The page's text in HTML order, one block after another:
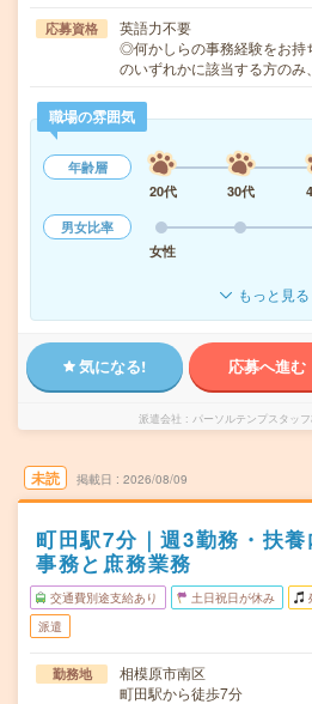
応募資格
英語力不要
◎何かしらの事務経験をお持
のいずれかに該当する方の
職場の雰囲気
年齢層
20代
30代
男女比率
女性
もっと見る
気になる! 応募へ進む
派遣会社 パーソルテンプスタッ
未読 掲載日 2026/08/09
町田駅7分｜週3勤務・扶
事務と庶務業務
交通費別途支給あり 土日祝日が休み
派遣
勤務地
相模原市南区
町田駅から徒歩7分